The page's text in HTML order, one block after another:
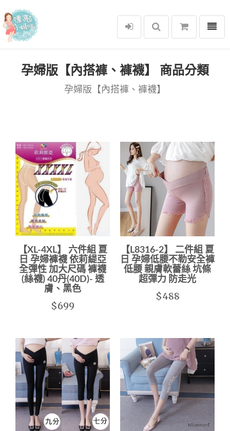
漂亮小媽咪
選單
孕婦版【內搭褲、褲襪】 商品分類
孕婦版【內搭褲、褲襪】
【XL-4XL】 六件組 夏
日 孕婦褲襪 依莉緹亞
全彈性 加大尺碼 褲襪
(絲襪) 40丹(40D)- 透
膚、黑色
$699
【L8316-2】 二件組 夏
日 孕婦低腰不勒安全褲
低腰 親膚軟蕾絲 坑條
超彈力 防走光
$488